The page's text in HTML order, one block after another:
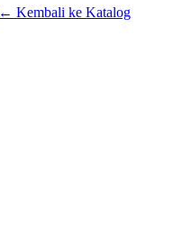
← Kembali ke Katalog